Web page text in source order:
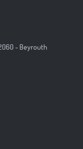
- Beyrouth